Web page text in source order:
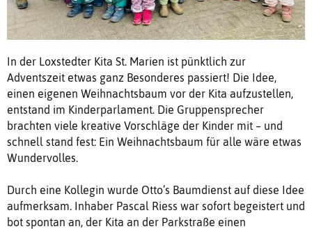
In der Loxstedter Kita St. Marien ist pünktlich zur
Adventszeit etwas ganz Besonderes passiert! Die Idee,
einen eigenen Weihnachtsbaum vor der Kita aufzustellen,
entstand im Kinderparlament. Die Gruppensprecher
brachten viele kreative Vorschläge der Kinder mit – und
schnell stand fest: Ein Weihnachtsbaum für alle wäre etwas
Wundervolles.
Durch eine Kollegin wurde Otto’s Baumdienst auf diese Idee
aufmerksam. Inhaber Pascal Riess war sofort begeistert und
bot spontan an, der Kita an der Parkstraße einen